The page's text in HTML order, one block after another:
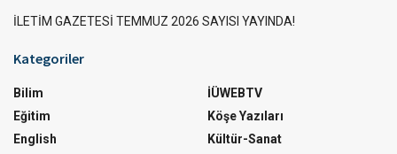
İLETİM GAZETESİ TEMMUZ 2026 SAYISI YAYINDA!
Kategoriler
Bilim
Eğitim
English
İÜWEBTV
Köşe Yazıları
Kültür-Sanat